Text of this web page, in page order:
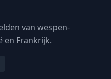
van wespen-
en Frankrijk.